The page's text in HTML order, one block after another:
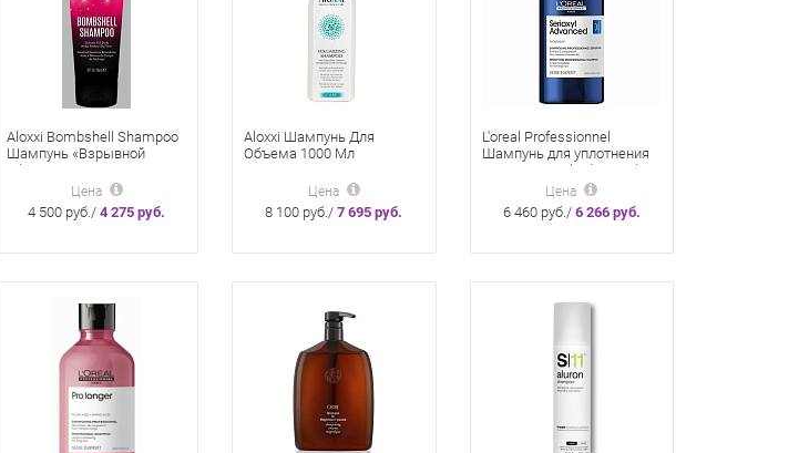
Aloxxi Bombshell Shampoo
Шампунь «Взрывной
объем» 236 мл
Цена
4 500 руб./4 275 руб.
Aloxxi Шампунь Для
Объема 1000 Мл
Цена
8 100 руб./7 695 руб.
L'oreal Professionnel
Шампунь для уплотнения
волос Serioxyl Advanced,
Цена
6 460 руб./ 6 266 руб.